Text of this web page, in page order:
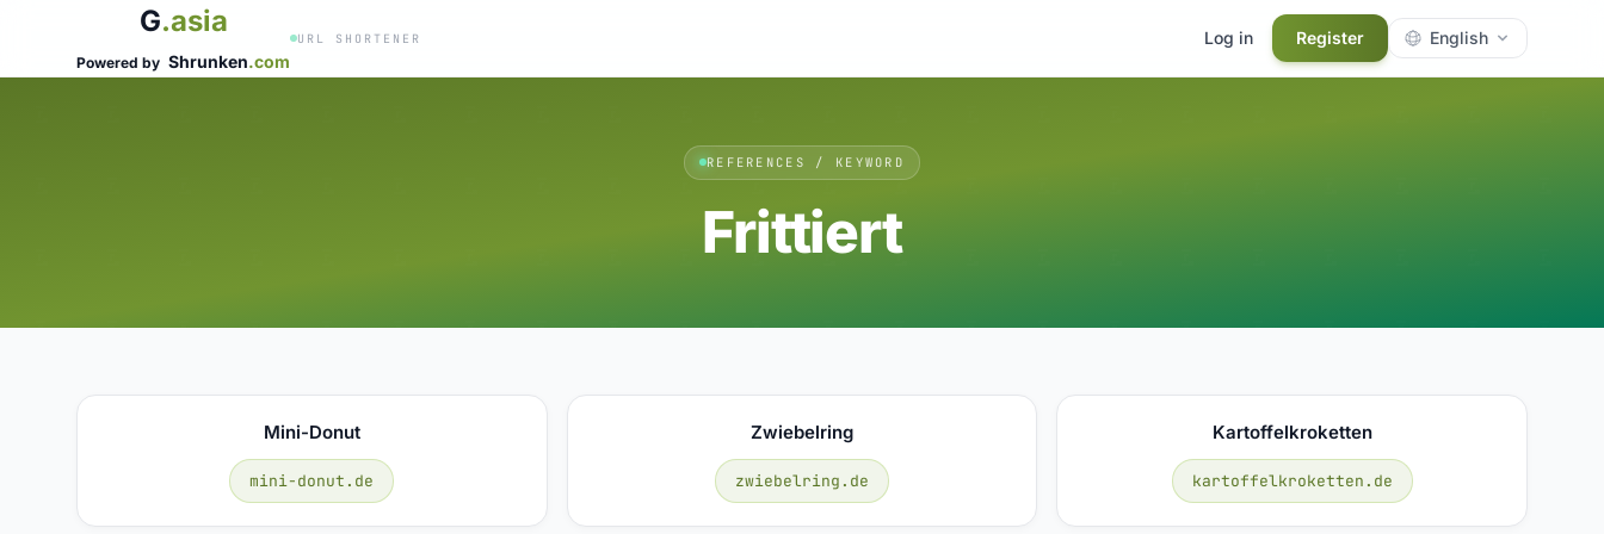
G.asia
Powered by Shrunken.com
URL SHORTENER Log in Register English
REFERENCES / KEYWORD
Frittiert
Mini-Donut
mini-donut.de
Zwiebelring
zwiebelring.de
Kartoffelkroketten
kartoffelkroketten.de